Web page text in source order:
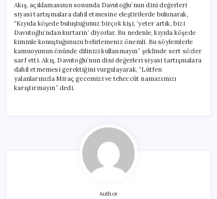
Akış, açıklamasının sonunda Davutoğlu’nun dini değerleri
siyasi tartışmalara dahil etmesine eleştirilerde bulunarak,
“Kıyıda köşede buluştuğunuz birçok kişi, ‘yeter artık, bizi
Davutoğlu’ndan kurtarın’ diyorlar. Bu nedenle, kıyıda köşede
kiminle konuştuğunuzu belirlemeniz önemli. Bu söylemlerle
kamuoyunun önünde dilinizi kullanmayın” şeklinde sert sözler
sarf etti. Akış, Davutoğlu’nun dini değerleri siyasi tartışmalara
dahil etmemesi gerektiğini vurgulayarak, “Lütfen
yalanlarınızla Miraç gecemizi ve teheccüt namazımızı
karıştırmayın” dedi.
Author